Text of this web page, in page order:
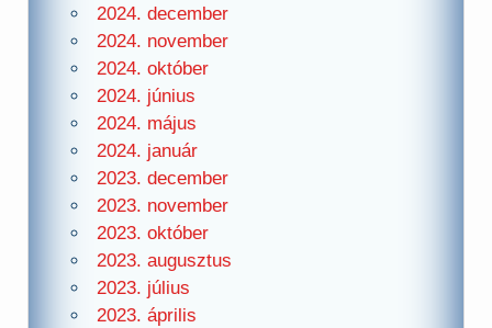
2024. december
2024. november
2024. október
2024. június
2024. május
2024. január
2023. december
2023. november
2023. október
2023. augusztus
2023. július
2023. április